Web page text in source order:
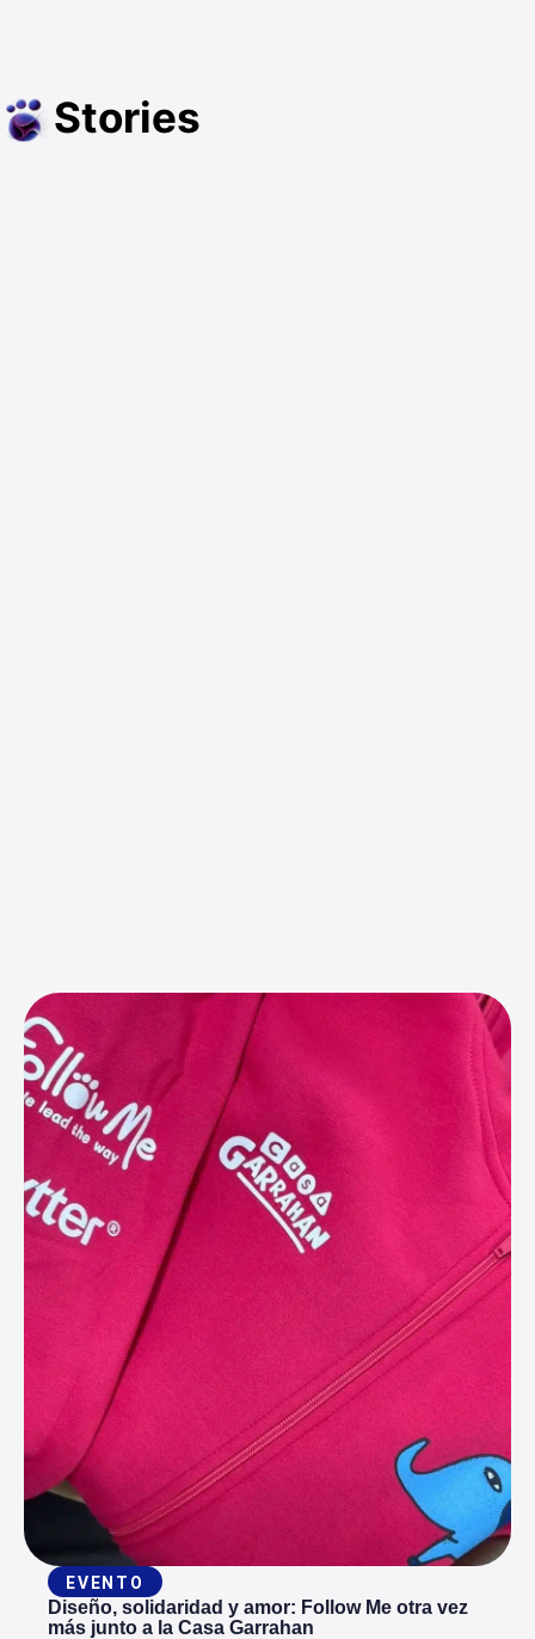
Stories
EVENTO
Diseño, solidaridad y amor: Follow Me otra vez
más junto a la Casa Garrahan